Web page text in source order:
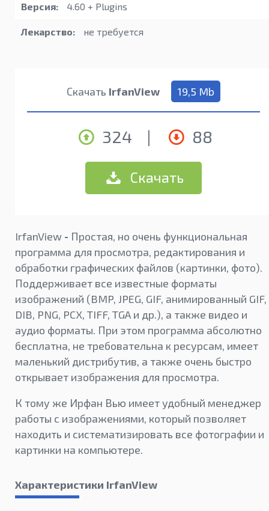
Версия: 4.60 + Plugins
Лекарство: не требуется
Скачать IrfanView 19,5 Mb
324 | 88
Скачать
IrfanView - Простая, но очень функциональная
программа для просмотра, редактирования и
обработки графических файлов (картинки, фото).
Поддерживает все известные форматы
изображений (BMP, JPEG, GIF, анимированный GIF,
DIB, PNG, PCX, TIFF, TGA и др.), а также видео и
аудио форматы. При этом программа абсолютно
бесплатна, не требовательна к ресурсам, имеет
маленький дистрибутив, а также очень быстро
открывает изображения для просмотра.
К тому же Ирфан Вью имеет удобный менеджер
работы с изображениями, который позволяет
находить и систематизировать все фотографии и
картинки на компьютере.
Характеристики IrfanView